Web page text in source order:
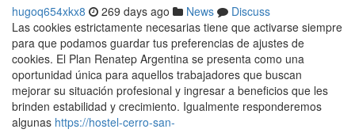
hugoq654xkx8 269 days ago News
Discuss
Las cookies estrictamente necesarias tiene que activarse siempre
para que podamos guardar tus preferencias de ajustes de
cookies. El Plan Renatep Argentina se presenta como una
oportunidad única para aquellos trabajadores que buscan
mejorar su situación profesional y ingresar a beneficios que les
brinden estabilidad y crecimiento. Igualmente responderemos
algunas https://hostel-cerro-san-